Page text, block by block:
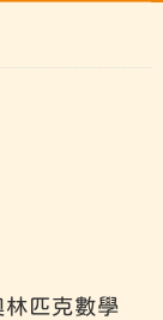
匹克數學